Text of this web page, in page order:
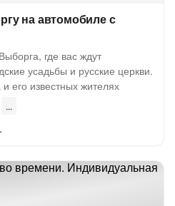
на автомобиле с
где вас ждут
усадьбы и русские церкви.
его известных жителях